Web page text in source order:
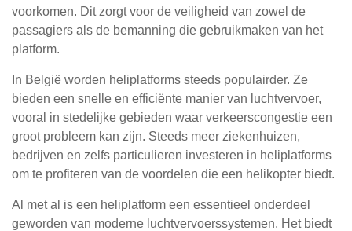
voorkomen. Dit zorgt voor de veiligheid van zowel de
passagiers als de bemanning die gebruikmaken van het
platform.
In België worden heliplatforms steeds populairder. Ze
bieden een snelle en efficiënte manier van luchtvervoer,
vooral in stedelijke gebieden waar verkeerscongestie een
groot probleem kan zijn. Steeds meer ziekenhuizen,
bedrijven en zelfs particulieren investeren in heliplatforms
om te profiteren van de voordelen die een helikopter biedt.
Al met al is een heliplatform een essentieel onderdeel
geworden van moderne luchtvervoerssystemen. Het biedt